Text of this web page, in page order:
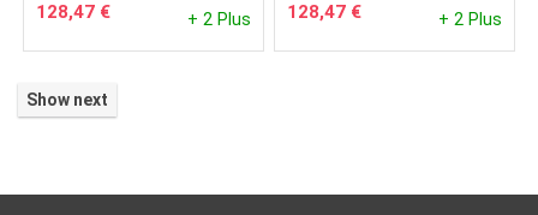
128,47 € + 2 Plus 128,47 € + 2 Plus
Show next